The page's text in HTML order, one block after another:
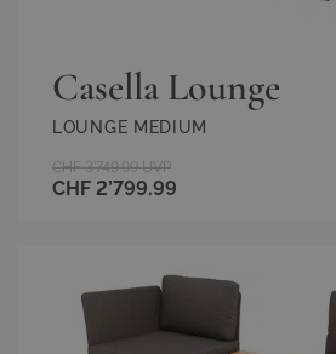
Casella Lounge
LOUNGE MEDIUM
CHF 2’799.99
CHF 3’749.99 UVP